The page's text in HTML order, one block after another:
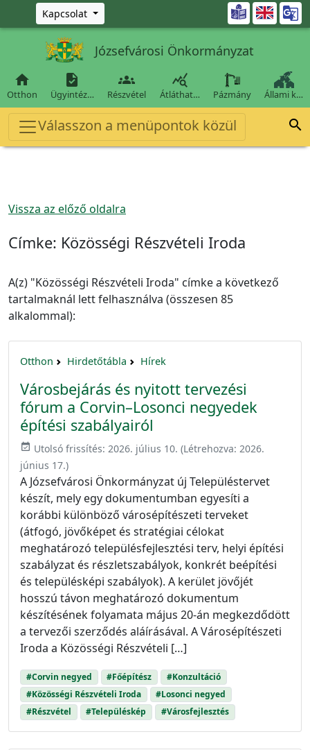
Ugrás a fő tartalomra
Kapcsolat 
Józsefvárosi Önkormányzat

Otthon

Ügyintéz…

Részvétel

Átláthat… Pázmány Állami k…
Válasszon a menüpontok közül 
Vissza az előző oldalra
Címke: Közösségi Részvételi Iroda
A(z) "Közösségi Részvételi Iroda" címke a következő
tartalmaknál lett felhasználva (összesen 85
alkalommal):
Otthon Hirdetőtábla Hírek
Városbejárás és nyitott tervezési
fórum a Corvin–Losonci negyedek
építési szabályairól
event_available Utolsó frissítés: 2026. július 10. (Létrehozva: 2026.
június 17.)
A Józsefvárosi Önkormányzat új Településtervet
készít, mely egy dokumentumban egyesíti a
korábbi különböző városépítészeti terveket
(átfogó, jövőképet és stratégiai célokat
meghatározó településfejlesztési terv, helyi építési
szabályzat és részletszabályok, konkrét beépítési
és településképi szabályok). A kerület jövőjét
hosszú távon meghatározó dokumentum
készítésének folyamata május 20-án megkezdődött
a tervezői szerződés aláírásával. A Városépítészeti
Iroda a Közösségi Részvételi […]
#Corvin negyed #Főépítész
#Konzultáció
#Közösségi Részvételi Iroda
#Losonci negyed
#Részvétel
#Településkép #Városfejlesztés